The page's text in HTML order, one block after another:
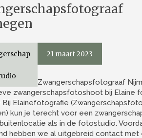
21 maart 2023
Zwangerschapsfotograaf
zwangerschapsfotoshoot bij Elaine
Bij Elainefotografie
kun je terecht voor een
als in de fotostudio.
hebben we al uitgebreid contact met